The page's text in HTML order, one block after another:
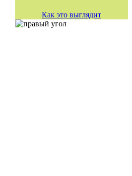
Как это выглядит